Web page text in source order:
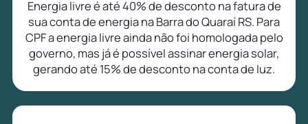
Energia livre é até 40% de desconto na fatura de
sua conta de energia na Barra do Quaraí RS. Para
CPF a energia livre ainda não foi homologada pelo
governo, mas já é possível assinar energia solar,
gerando até 15% de desconto na conta de luz.